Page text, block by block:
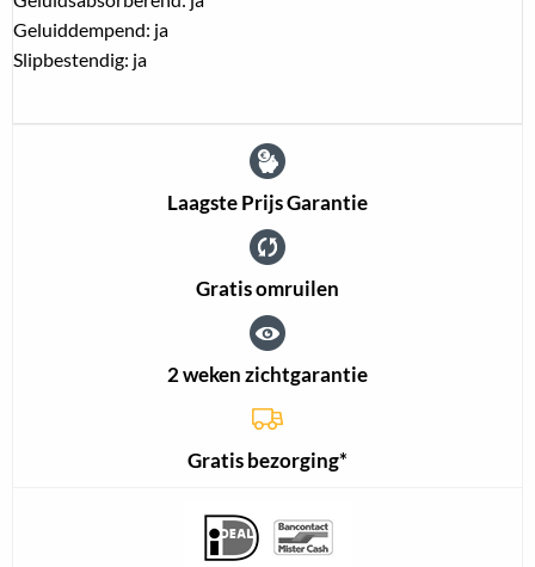
Geluiddempend: ja
Slipbestendig: ja
Laagste Prijs Garantie
Gratis omruilen
2 weken zichtgarantie
Gratis bezorging*